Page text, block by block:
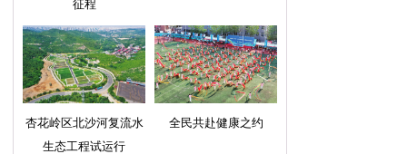
征程
杏花岭区北沙河复流水
生态工程试运行
全民共赴健康之约